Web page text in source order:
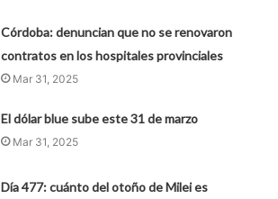
Córdoba: denuncian que no se renovaron
contratos en los hospitales provinciales
Mar 31, 2025
El dólar blue sube este 31 de marzo
Mar 31, 2025
Día 477: cuánto del otoño de Milei es